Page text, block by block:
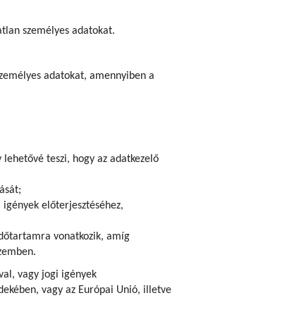
személyes adatokat.
adatokat, amennyiben a
teszi, hogy az adatkezelő
előterjesztéséhez,
vonatkozik, amíg
vagy jogi igények
vagy az Európai Unió, illetve